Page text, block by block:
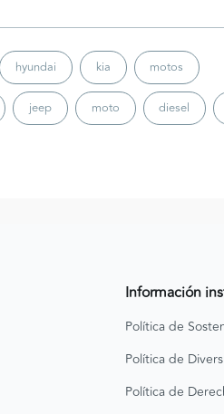
hyundai kia motos
jeep moto diesel
Información
Política de
Política de
Política de